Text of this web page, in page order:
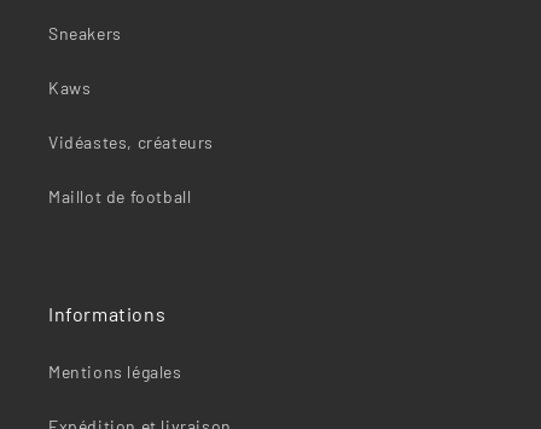
Sneakers
Kaws
Vidéastes, créateurs
Maillot de football
Informations
Mentions légales